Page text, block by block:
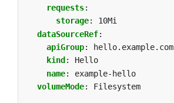
requests:
storage:
10Mi
dataSourceRef:
apiGroup:
hello.example.com
kind :
Hello
name:
example-hello
volumeMode: Filesystem